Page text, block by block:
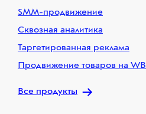
SMM-продвижение
Сквозная аналитика
Таргетированная реклама
Продвижение товаров на WB
Все продукты